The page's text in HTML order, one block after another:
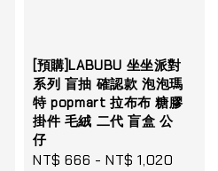
[預購]LABUBU 坐坐派對
系列 盲抽 確認款 泡泡瑪
特 popmart 拉布布 糖膠
掛件 毛絨 二代 盲盒 公
仔
Regular
NT$ 666 -NT$ 1,020